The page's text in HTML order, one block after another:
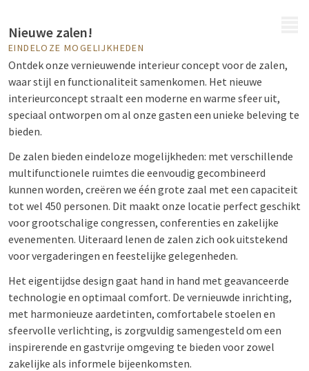
Nieuwe zalen!
EINDELOZE MOGELIJKHEDEN
Ontdek onze vernieuwende interieur concept voor de zalen,
waar stijl en functionaliteit samenkomen. Het nieuwe
interieurconcept straalt een moderne en warme sfeer uit,
speciaal ontworpen om al onze gasten een unieke beleving te
bieden.
De zalen bieden eindeloze mogelijkheden: met verschillende
multifunctionele ruimtes die eenvoudig gecombineerd
kunnen worden, creëren we één grote zaal met een capaciteit
tot wel 450 personen. Dit maakt onze locatie perfect geschikt
voor grootschalige congressen, conferenties en zakelijke
evenementen. Uiteraard lenen de zalen zich ook uitstekend
voor vergaderingen en feestelijke gelegenheden.
Het eigentijdse design gaat hand in hand met geavanceerde
technologie en optimaal comfort. De vernieuwde inrichting,
met harmonieuze aardetinten, comfortabele stoelen en
sfeervolle verlichting, is zorgvuldig samengesteld om een
inspirerende en gastvrije omgeving te bieden voor zowel
zakelijke als informele bijeenkomsten.